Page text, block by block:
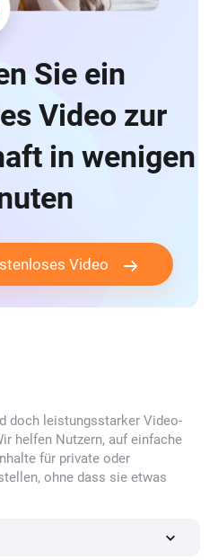
Sie ein
Video zur
in wenigen
Video
doch leistungsstarker Video-
helfen Nutzern, auf einfache
für private oder
ohne dass sie etwas